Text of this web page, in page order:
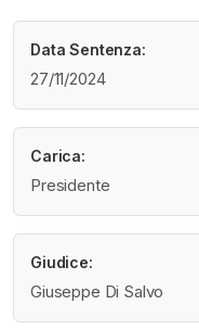
Data Sentenza:
27/11/2024
Carica:
Presidente
Giudice:
Giuseppe Di Salvo